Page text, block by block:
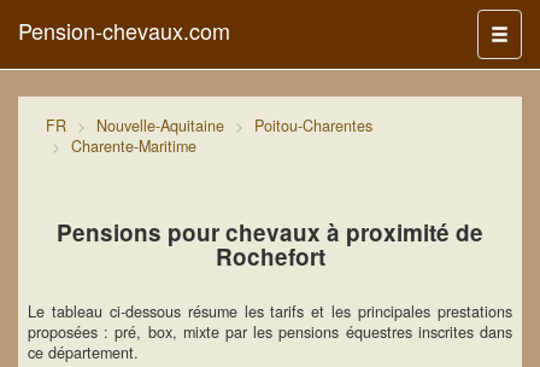
Menu
Pension-chevaux.com
FR Nouvelle-Aquitaine
Poitou-Charentes
Charente-Maritime
Pensions pour chevaux à proximité de
Rochefort
Le tableau ci-dessous résume les tarifs et les principales prestations
proposées : pré, box, mixte par les pensions équestres inscrites dans
ce département.